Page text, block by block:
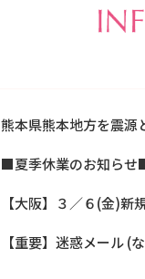
熊本県熊本地方を震源
■夏季休業のお知らせ
【大阪】３／６(金)
【重要】迷惑メール (